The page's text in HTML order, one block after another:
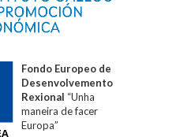
Fondo Europeo de
Desenvolvemento
Rexional “Unha
maneira de facer
Europa”